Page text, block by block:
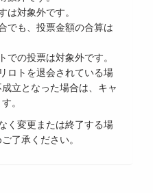
対象外です。
でも、投票金額の合算は
の投票は対象外です。
ロトを退会されている場
立となった場合は、キャ
。
く変更または終了する場
了承ください。